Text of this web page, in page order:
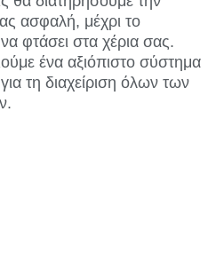
ασφαλή, μέχρι το
να φτάσει στα χέρια σας.
ένα αξιόπιστο σύστημα
τη διαχείριση όλων των